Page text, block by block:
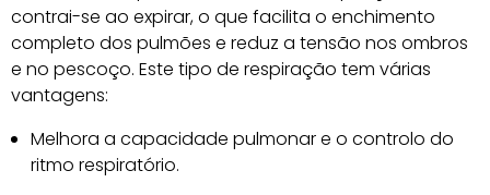
contrai-se ao expirar, o que facilita o enchimento
completo dos pulmões e reduz a tensão nos ombros
e no pescoço. Este tipo de respiração tem várias
vantagens:
Melhora a capacidade pulmonar e o controlo do
ritmo respiratório.